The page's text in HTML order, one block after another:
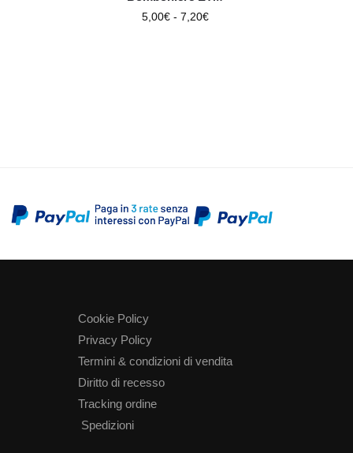
5,00€ - 7,20€
Cookie Policy
Privacy Policy
Termini & condizioni di vendita
Diritto di recesso
Tracking ordine
Spedizioni